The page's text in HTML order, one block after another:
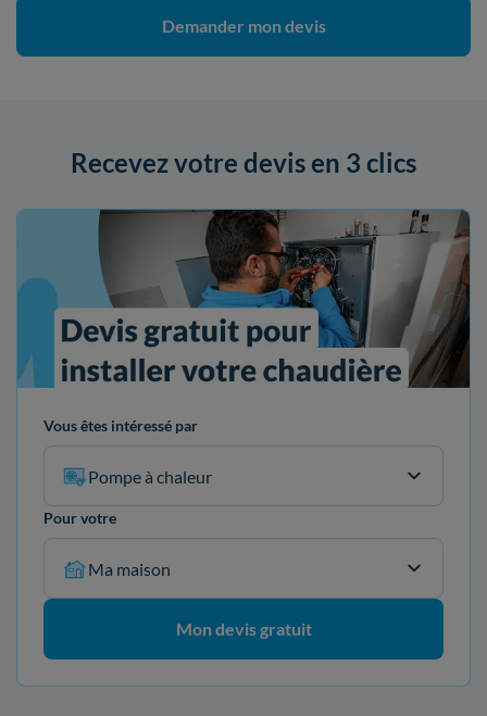
Demander mon devis
Recevez votre devis en 3 clics
Vous êtes intéressé par
Pompe à chaleur
Pour votre
Ma maison
Mon devis gratuit